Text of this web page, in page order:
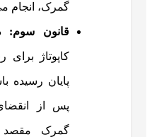
گمرک، انجام
قانون سوم:
کاپوتاژ
پس از
گمرک مقصد